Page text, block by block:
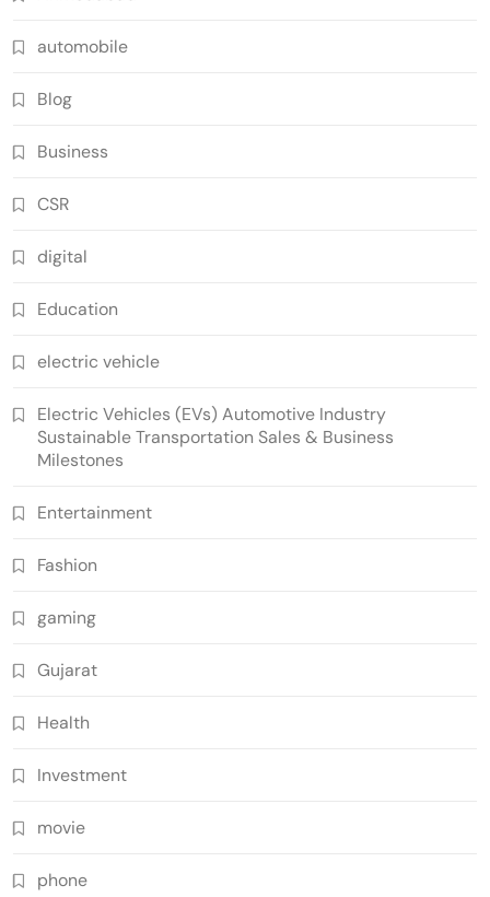
automobile
Blog
Business
CSR
digital
Education
electric vehicle
Electric Vehicles (EVs) Automotive Industry
Sustainable Transportation Sales & Business
Milestones
Entertainment
Fashion
gaming
Gujarat
Health
Investment
movie
phone